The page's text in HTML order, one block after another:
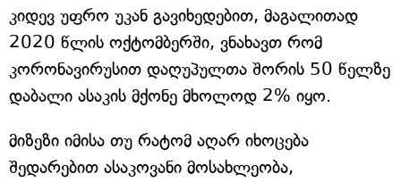
კიდევ უფრო უკან გავიხედებით, მაგალითად
2020 წლის ოქტომბერში, ვნახავთ რომ
კორონავირუსით დაღუპულთა შორის 50 წელზე
დაბალი ასაკის მქონე მხოლოდ 2% იყო.
მიზეზი იმისა თუ რატომ აღარ იხოცება
შედარებით ასაკოვანი მოსახლეობა,